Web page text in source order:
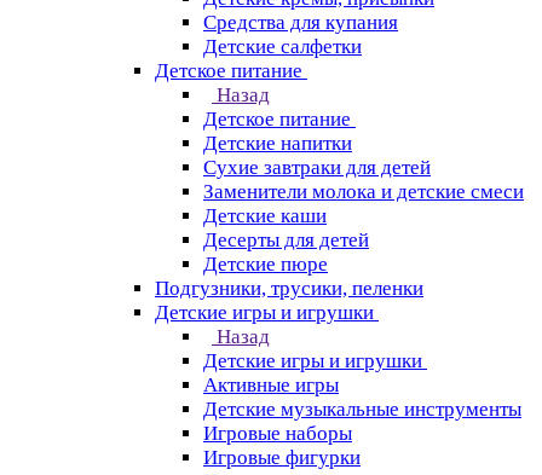
Средства для купания
Детские салфетки
Детское питание
Назад
Детское питание
Детские напитки
Сухие завтраки для детей
Заменители молока и детские смеси
Детские каши
Десерты для детей
Детские пюре
Подгузники, трусики, пеленки
Детские игры и игрушки
Назад
Детские игры и игрушки
Активные игры
Детские музыкальные инструменты
Игровые наборы
Игровые фигурки